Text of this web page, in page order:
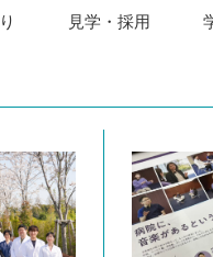
見学・採用